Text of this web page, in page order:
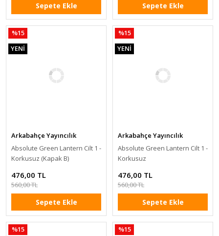
Sepete Ekle Sepete Ekle
%15
YENİ
Arkabahçe Yayıncılık
Absolute Green Lantern Cilt 1 -
Korkusuz (Kapak B)
476,00 TL
560,00 TL
Sepete Ekle
%15
YENİ
Arkabahçe Yayıncılık
Absolute Green Lantern Cilt 1 -
Korkusuz
476,00 TL
560,00 TL
Sepete Ekle
%15
%15